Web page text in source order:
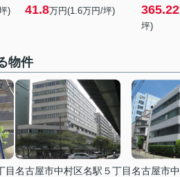
) 41.8万円(1.6万円/坪) 365.22
坪)
物件
目名古屋市中村区名駅５丁目名古屋市